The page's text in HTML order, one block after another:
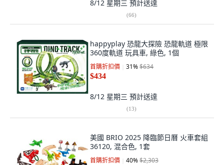
8/12 星期三 預計送達
(66)
happyplay 恐龍大探險 恐龍軌道 極限
360度軌道 玩具車, 綠色, 1個
首購折扣價 31%$634
$434
8/12 星期三 預計送達
(13)
美國 BRIO 2025 降臨節日曆 火車套組
36120, 混合色, 1套
首購折扣價 40%$2,303